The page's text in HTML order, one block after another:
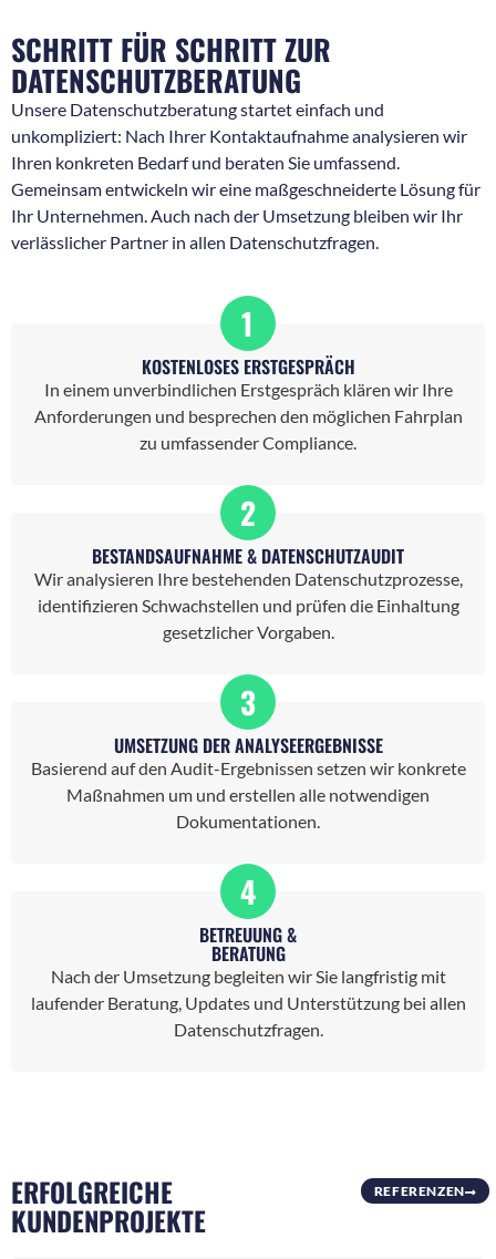
SCHRITT FÜR SCHRITT ZUR
DATENSCHUTZBERATUNG
Unsere Datenschutzberatung startet einfach und
unkompliziert: Nach Ihrer Kontaktaufnahme analysieren wir
Ihren konkreten Bedarf und beraten Sie umfassend.
Gemeinsam entwickeln wir eine maßgeschneiderte Lösung für
Ihr Unternehmen. Auch nach der Umsetzung bleiben wir Ihr
verlässlicher Partner in allen Datenschutzfragen.
1
KOSTENLOSES ERSTGESPRÄCH
In einem unverbindlichen Erstgespräch klären wir Ihre
Anforderungen und besprechen den möglichen Fahrplan
zu umfassender Compliance.
2
BESTANDSAUFNAHME & DATENSCHUTZAUDIT
Wir analysieren Ihre bestehenden Datenschutzprozesse,
identifizieren Schwachstellen und prüfen die Einhaltung
gesetzlicher Vorgaben.
3
UMSETZUNG DER ANALYSEERGEBNISSE
Basierend auf den Audit-Ergebnissen setzen wir konkrete
Maßnahmen um und erstellen alle notwendigen
Dokumentationen.
4
BETREUUNG &
BERATUNG
Nach der Umsetzung begleiten wir Sie langfristig mit
laufender Beratung, Updates und Unterstützung bei allen
Datenschutzfragen.
ERFOLGREICHE
KUNDENPROJEKTE
REFERENZEN